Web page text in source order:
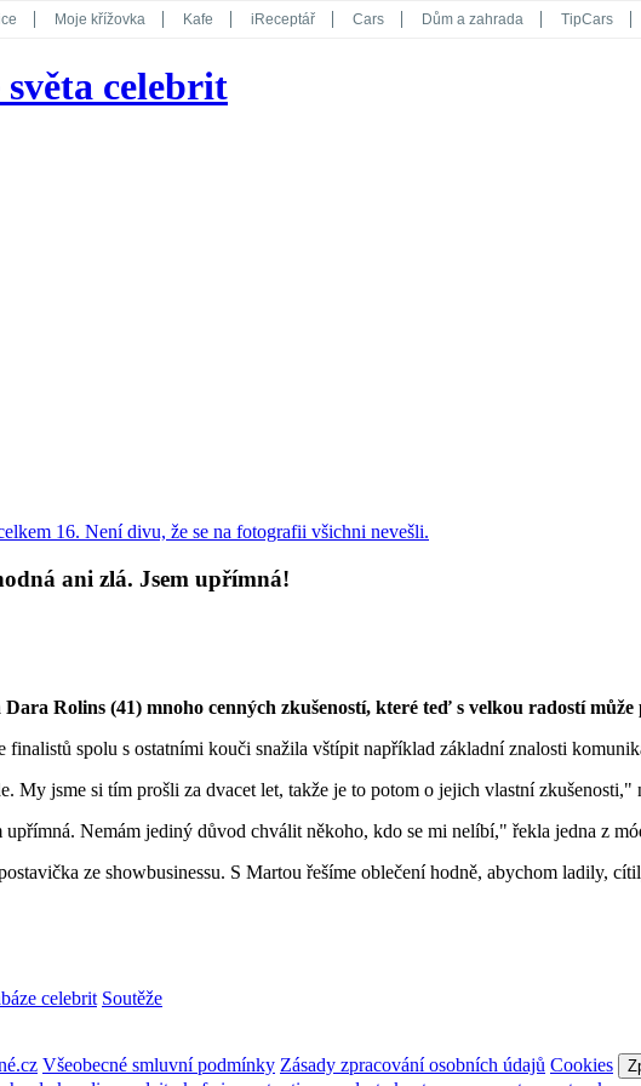
Moje křížovka Kafe iReceptář Cars Dům a zahrada TipCars
celebrit
ani zlá. Jsem upřímná!
Rolins (41) mnoho cenných zkušeností, které teď s velkou radostí
finalistů spolu s ostatními kouči snažila vštípit například základní znalosti
My jsme si tím prošli za dvacet let, takže je to potom o jejich vlastní zkušenosti,"
upřímná. Nemám jediný důvod chválit někoho, kdo se mi nelíbí," řekla jedna z
ze showbusinessu. S Martou řešíme oblečení hodně, abychom ladily,
celebrit Soutěže
Všeobecné smluvní podmínky Zásady zpracování osobních údajů Cookies